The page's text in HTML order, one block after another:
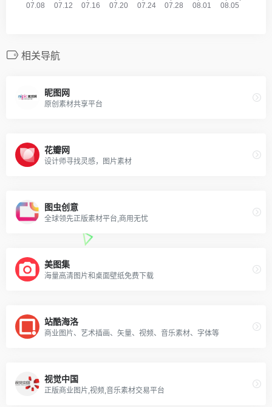
相关导航
昵图网
原创素材共享平台
花瓣网
设计师寻找灵感，图片素材
图虫创意
全球领先正版素材平台,商用无忧
美图集
海量高清图片和桌面壁纸免费下载
站酷海洛
商业图片、艺术插画、矢量、视频、音乐素材、字体等
视觉中国
正版商业图片,视频,音乐素材交易平台